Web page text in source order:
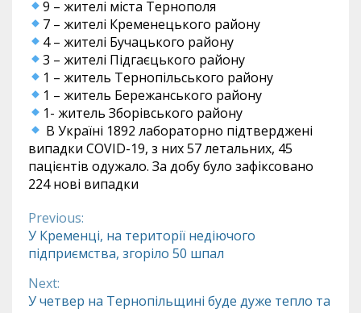
9 – жителі міста Тернополя
7 – жителі Кременецького району
4 – жителі Бучацького району
3 – жителі Підгаєцького району
1 – житель Тернопільського району
1 – житель Бережанського району
1- житель Зборівського району
В Україні 1892 лабораторно підтверджені
випадки COVID-19, з них 57 летальних, 45
пацієнтів одужало. За добу було зафіксовано
224 нові випадки
Continue
Reading
Previous:
У Кременці, на території недіючого
підприємства, згоріло 50 шпал
Next:
У четвер на Тернопільщині буде дуже тепло та